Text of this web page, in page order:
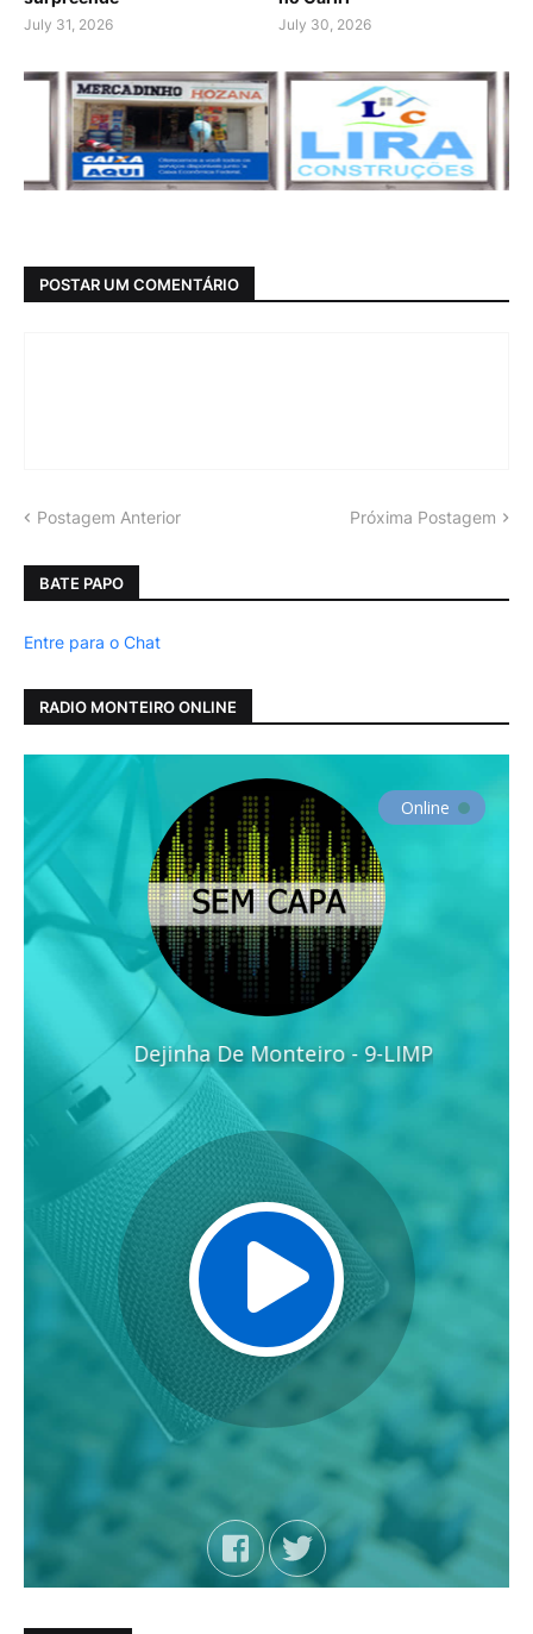
July 31, 2026 July 30, 2026
POSTAR UM COMENTÁRIO
Postagem Anterior Próxima Postagem
BATE PAPO
Entre para o Chat
RADIO MONTEIRO ONLINE